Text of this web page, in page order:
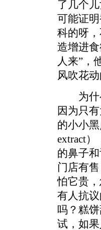
了几个
可能证
科的呀
造增进
人来”，
风吹花
为什么
因为只
的小小
extract
的鼻子
门店有
怕它贵
有人抗
吗？糕
试，如